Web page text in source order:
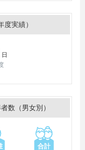
実績）
日
数（男女別）